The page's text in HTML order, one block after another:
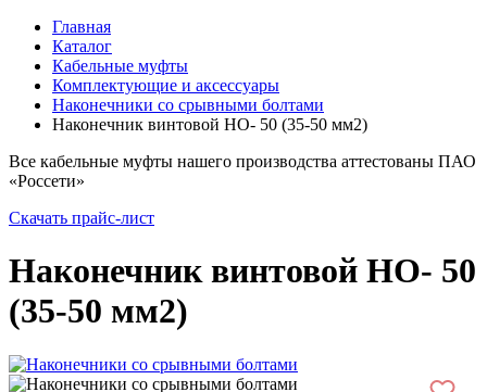
Главная
Каталог
Кабельные муфты
Комплектующие и аксессуары
Наконечники со срывными болтами
Наконечник винтовой НО- 50 (35-50 мм2)
Все кабельные муфты нашего производства аттестованы ПАО
«Россети»
Скачать прайс-лист
Наконечник винтовой НО- 50
(35-50 мм2)